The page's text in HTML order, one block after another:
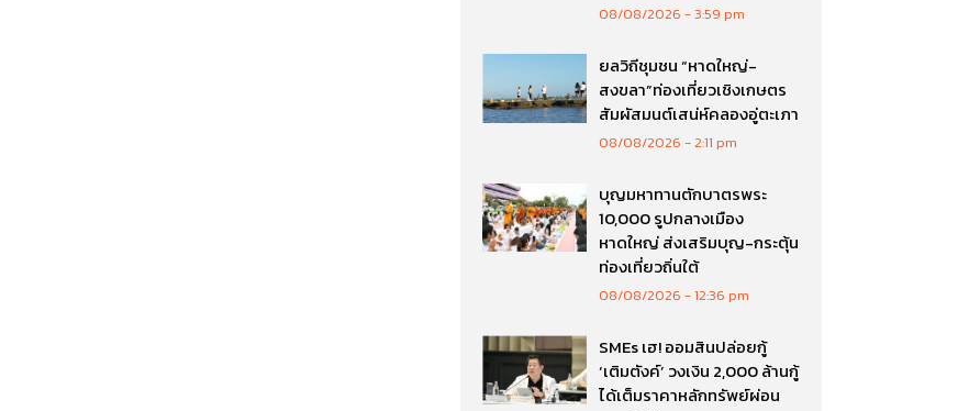
08/08/2026 3:59 pm
ยลวิถีชุมชน “หาดใหญ่-
สงขลา”ท่องเที่ยวเชิงเกษตร
สัมผัสมนต์เสน่ห์คลองอู่ตะเภา
08/08/2026 2:11 pm
บุญมหาทานตักบาตรพระ
10,000 รูปกลางเมือง
หาดใหญ่ ส่งเสริมบุญ-กระตุ้น
ท่องเที่ยวถิ่นใต้
08/08/2026 12:36 pm
SMEs เฮ! ออมสินปล่อยกู้
‘เติมตังค์’ วงเงิน 2,000 ล้านกู้
ได้เต็มราคาหลักทรัพย์ผ่อน